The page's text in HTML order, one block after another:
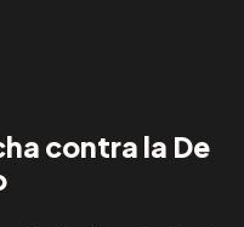
contra la De